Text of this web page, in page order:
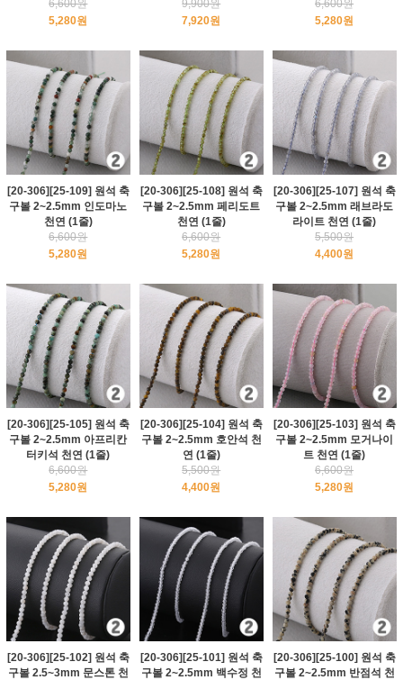
6,600원
5,280원
9,900원
7,920원
6,600원
5,280원
[20-306][25-109] 원석 축
구볼 2~2.5mm 인도마노
천연 (1줄)
6,600원
5,280원
[20-306][25-108] 원석 축
구볼 2~2.5mm 페리도트
천연 (1줄)
6,600원
5,280원
[20-306][25-107] 원석 축
구볼 2~2.5mm 래브라도
라이트 천연 (1줄)
5,500원
4,400원
[20-306][25-105] 원석 축
구볼 2~2.5mm 아프리칸
터키석 천연 (1줄)
6,600원
5,280원
[20-306][25-104] 원석 축
구볼 2~2.5mm 호안석 천
연 (1줄)
5,500원
4,400원
[20-306][25-103] 원석 축
구볼 2~2.5mm 모거나이
트 천연 (1줄)
6,600원
5,280원
[20-306][25-102] 원석 축
구볼 2.5~3mm 문스톤 천
[20-306][25-101] 원석 축
구볼 2~2.5mm 백수정 천
[20-306][25-100] 원석 축
구볼 2~2.5mm 반점석 천